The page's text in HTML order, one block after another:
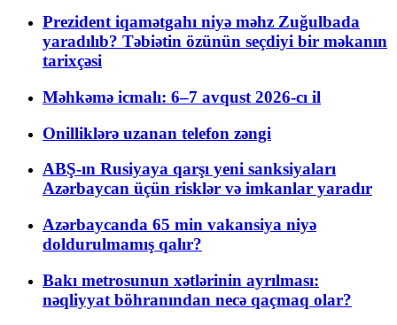
Prezident iqamətgahı niyə məhz Zuğulbada
yaradılıb? Təbiətin özünün seçdiyi bir məkanın
tarixçəsi
Məhkəmə icmalı: 6–7 avqust 2026-cı il
Onilliklərə uzanan telefon zəngi
ABŞ-ın Rusiyaya qarşı yeni sanksiyaları
Azərbaycan üçün risklər və imkanlar yaradır
Azərbaycanda 65 min vakansiya niyə
doldurulmamış qalır?
Bakı metrosunun xətlərinin ayrılması:
nəqliyyat böhranından necə qaçmaq olar?